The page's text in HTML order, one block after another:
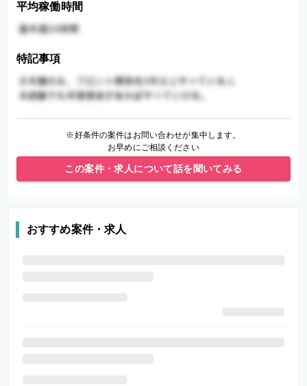
平均稼働時間
特記事項
※好条件の案件はお問い合わせが集中します。
お早めにご相談ください
この案件・求人について話を聞いてみる
おすすめ案件・求人